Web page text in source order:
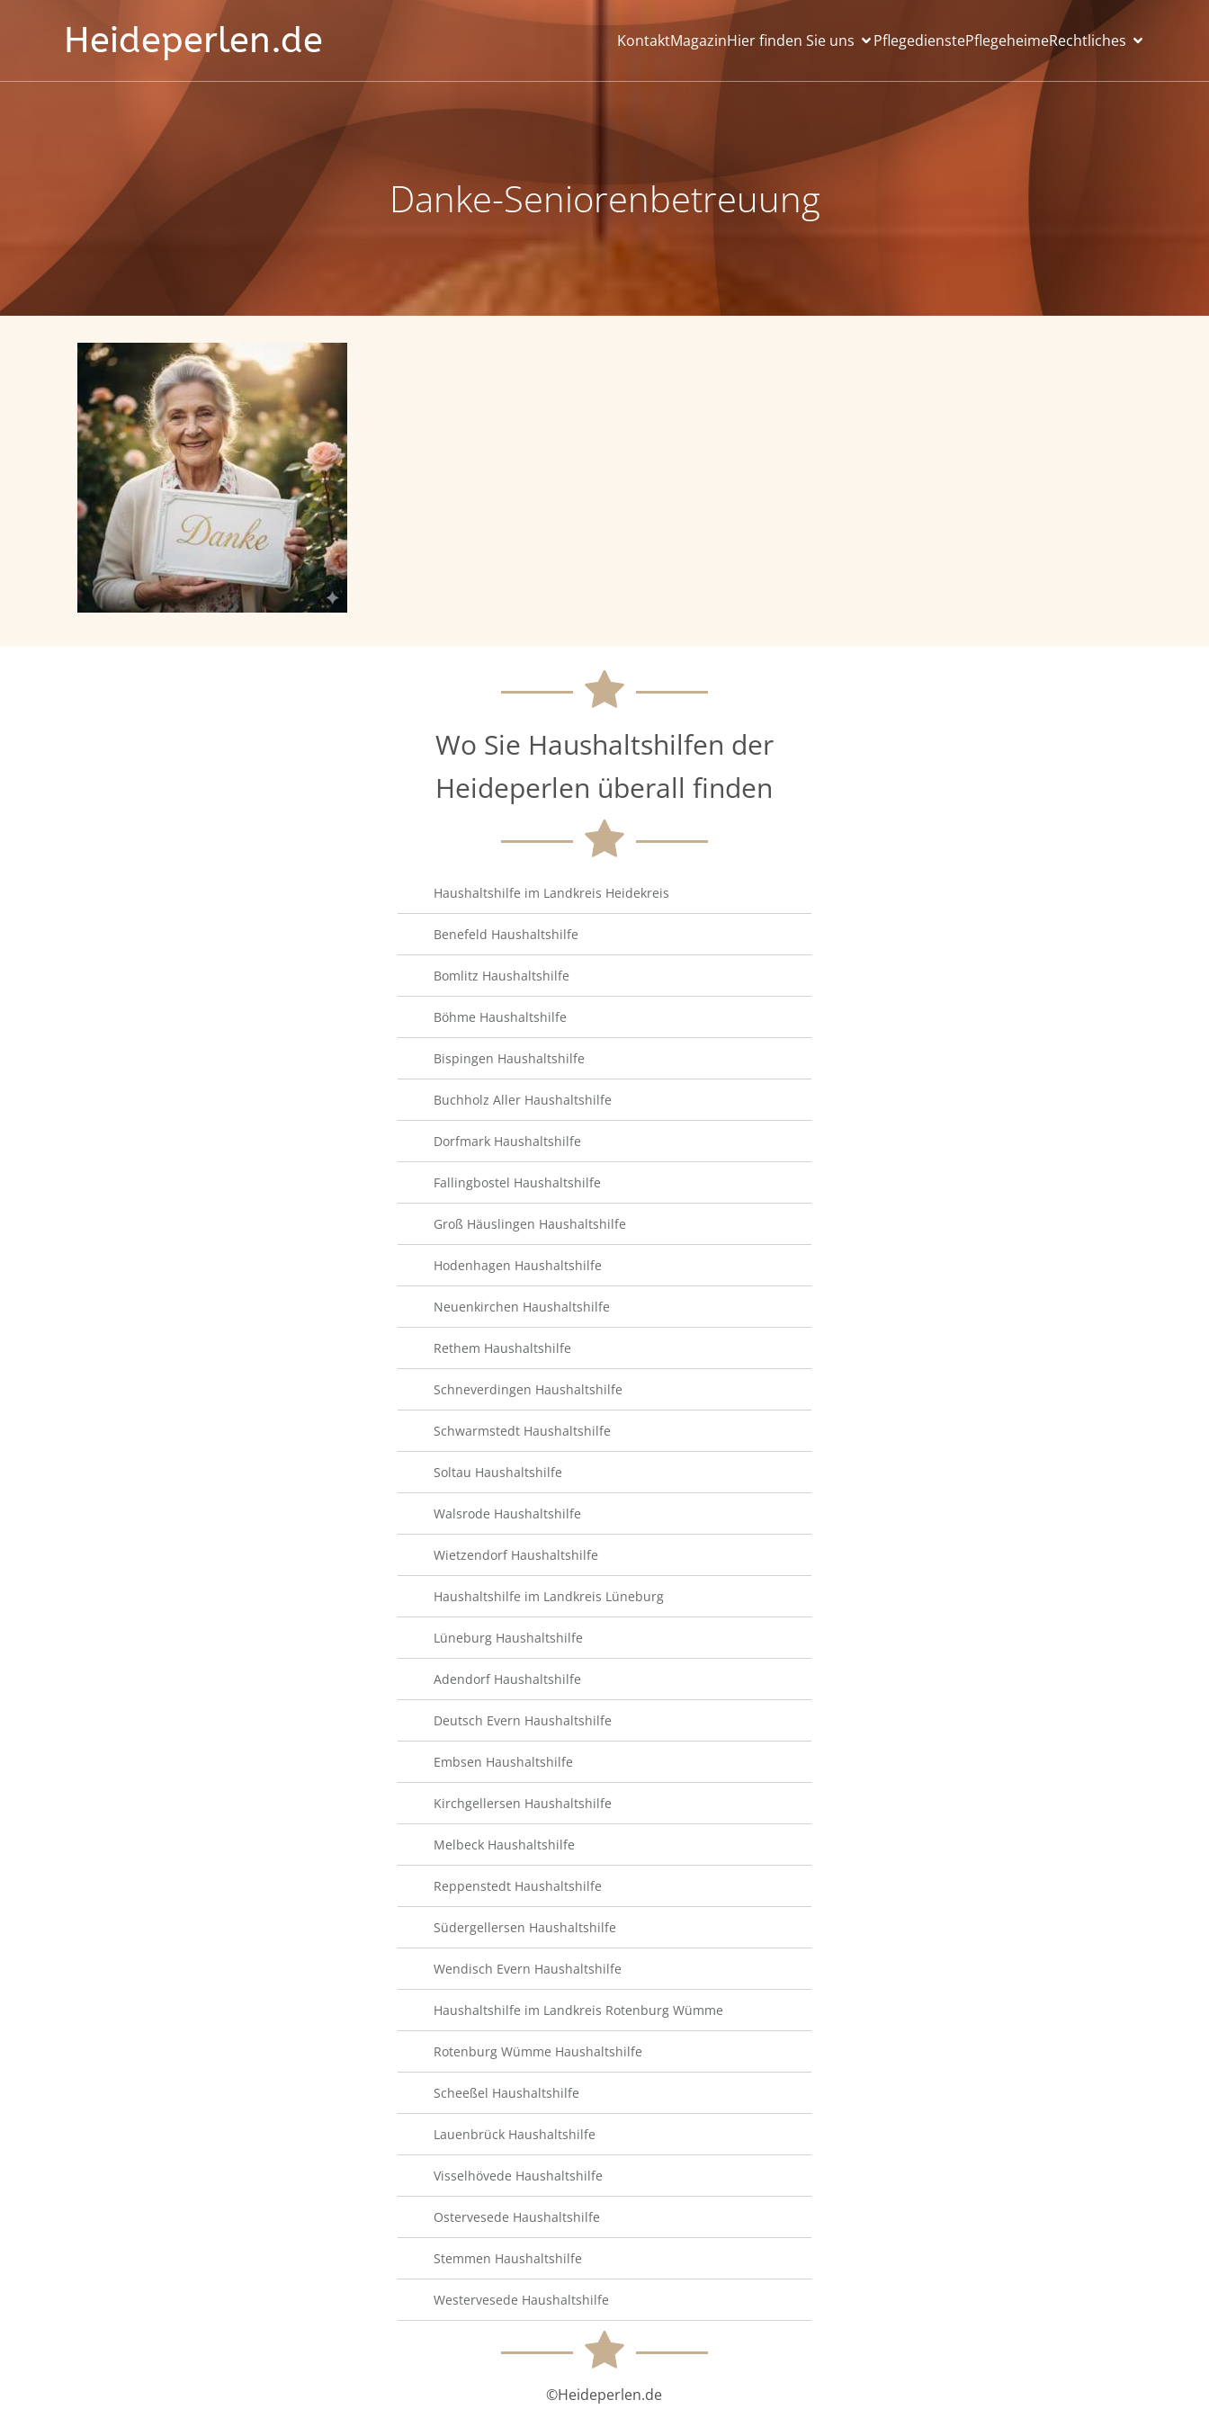
Heideperlen.de KontaktMagazinHier finden Sie uns PflegedienstePflegeheimeRechtliches
Danke-Seniorenbetreuung
Wo Sie Haushaltshilfen der
Heideperlen überall finden
Haushaltshilfe im Landkreis Heidekreis
Benefeld Haushaltshilfe
Bomlitz Haushaltshilfe
Böhme Haushaltshilfe
Bispingen Haushaltshilfe
Buchholz Aller Haushaltshilfe
Dorfmark Haushaltshilfe
Fallingbostel Haushaltshilfe
Groß Häuslingen Haushaltshilfe
Hodenhagen Haushaltshilfe
Neuenkirchen Haushaltshilfe
Rethem Haushaltshilfe
Schneverdingen Haushaltshilfe
Schwarmstedt Haushaltshilfe
Soltau Haushaltshilfe
Walsrode Haushaltshilfe
Wietzendorf Haushaltshilfe
Haushaltshilfe im Landkreis Lüneburg
Lüneburg Haushaltshilfe
Adendorf Haushaltshilfe
Deutsch Evern Haushaltshilfe
Embsen Haushaltshilfe
Kirchgellersen Haushaltshilfe
Melbeck Haushaltshilfe
Reppenstedt Haushaltshilfe
Südergellersen Haushaltshilfe
Wendisch Evern Haushaltshilfe
Haushaltshilfe im Landkreis Rotenburg Wümme
Rotenburg Wümme Haushaltshilfe
Scheeßel Haushaltshilfe
Lauenbrück Haushaltshilfe
Visselhövede Haushaltshilfe
Ostervesede Haushaltshilfe
Stemmen Haushaltshilfe
Westervesede Haushaltshilfe
©Heideperlen.de